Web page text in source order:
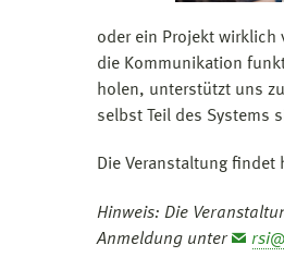
oder ein Projekt wirklich
die Kommunikation
holen, unterstützt uns
selbst Teil des Systems
Die Veranstaltung
Hinweis: Die
Anmeldung unter